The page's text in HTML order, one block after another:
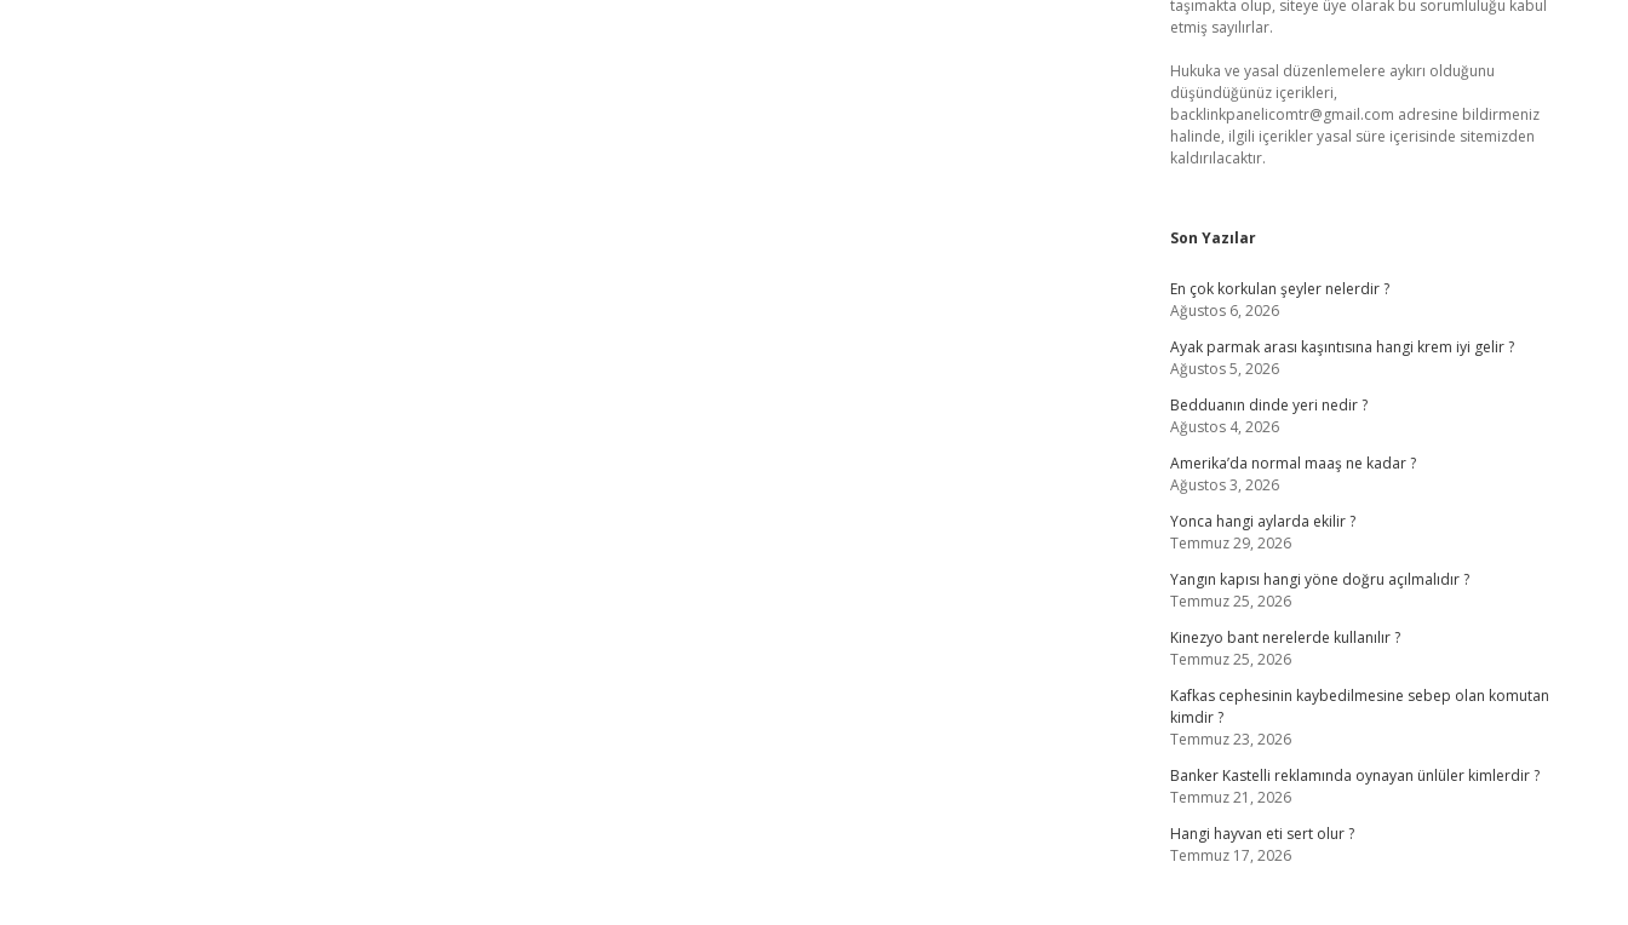
taşımakta olup, siteye üye olarak bu sorumluluğu kabul
etmiş sayılırlar.
Hukuka ve yasal düzenlemelere aykırı olduğunu
düşündüğünüz içerikleri,
backlinkpanelicomtr@gmail.com adresine bildirmeniz
halinde, ilgili içerikler yasal süre içerisinde sitemizden
kaldırılacaktır.
Son Yazılar
En çok korkulan şeyler nelerdir ?
Ağustos 6, 2026
Ayak parmak arası kaşıntısına hangi krem iyi gelir ?
Ağustos 5, 2026
Bedduanın dinde yeri nedir ?
Ağustos 4, 2026
Amerika’da normal maaş ne kadar ?
Ağustos 3, 2026
Yonca hangi aylarda ekilir ?
Temmuz 29, 2026
Yangın kapısı hangi yöne doğru açılmalıdır ?
Temmuz 25, 2026
Kinezyo bant nerelerde kullanılır ?
Temmuz 25, 2026
Kafkas cephesinin kaybedilmesine sebep olan komutan
kimdir ?
Temmuz 23, 2026
Banker Kastelli reklamında oynayan ünlüler kimlerdir ?
Temmuz 21, 2026
Hangi hayvan eti sert olur ?
Temmuz 17, 2026